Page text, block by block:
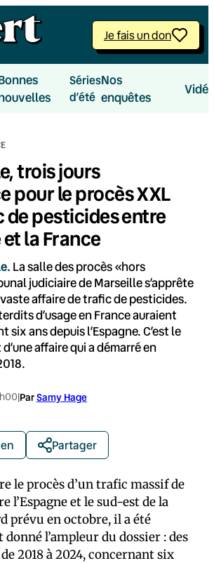
Je fais un don
Séries
d’été
Nos
enquêtes
trois jours
pour le procès XXL
de pesticides entre
et la France
La salle des procès «hors
judiciaire de Marseille s’apprête
affaire de trafic de pesticides.
d’usage en France auraient
ans depuis l’Espagne. C’est le
affaire qui a démarré en
|ParSamy Hage
Partager
le procès d’un trafic massif de
l’Espagne et le sud-est de la
prévu en octobre, il a été
donné l’ampleur du dossier : des
2018 à 2024, concernant six